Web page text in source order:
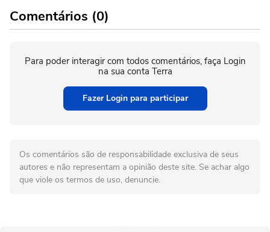
Comentários (0)
Para poder interagir com todos comentários, faça Login
na sua conta Terra
Fazer Login para participar
Os comentários são de responsabilidade exclusiva de seus
autores e não representam a opinião deste site. Se achar algo
que viole os termos de uso, denuncie.